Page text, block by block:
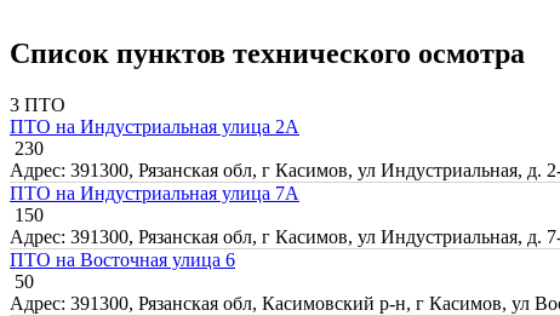
Список пунктов технического осмотра
3 ПТО
ПТО на Индустриальная улица 2А
230
Адрес: 391300, Рязанская обл, г Касимов, ул Индустриальная, д.
ПТО на Индустриальная улица 7А
150
Адрес: 391300, Рязанская обл, г Касимов, ул Индустриальная, д.
ПТО на Восточная улица 6
50
Адрес: 391300, Рязанская обл, Касимовский р-н, г Касимов, ул